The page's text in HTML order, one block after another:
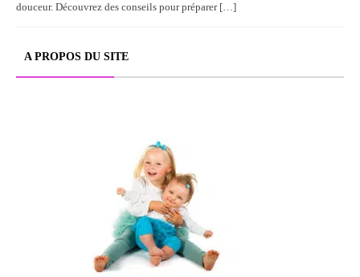
douceur. Découvrez des conseils pour préparer […]
A PROPOS DU SITE